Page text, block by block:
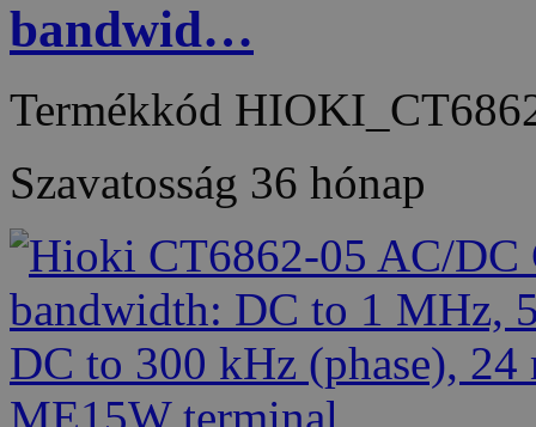
bandwid…
Termékkód
Szavatosság 36 hónap